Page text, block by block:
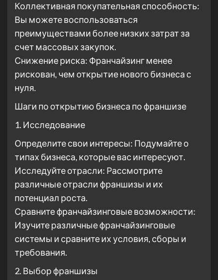
Коллективная покупательная способность:
Вы можете воспользоваться
преимуществами более низких затрат за
счет массовых закупок.
Снижение риска: Франчайзинг менее
рискован, чем открытие нового бизнеса с
нуля.
Шаги по открытию бизнеса по франшизе
1. Исследование
Определите свои интересы: Подумайте о
типах бизнеса, которые вас интересуют.
Исследуйте отрасли: Рассмотрите
различные отрасли франшизы и их
потенциал роста.
Сравните франчайзинговые возможности:
Изучите различные франчайзинговые
системы и сравните их условия, сборы и
требования.
2. Выбор франшизы